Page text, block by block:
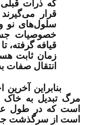
که ذرات
قرار
سلول‌های نو
خصوصیات
قیافه گرفته،
زمان ثابت
انتقال صفات
بنابراین
مرگ تبدیل به
است که در طول
است از سرگذشت